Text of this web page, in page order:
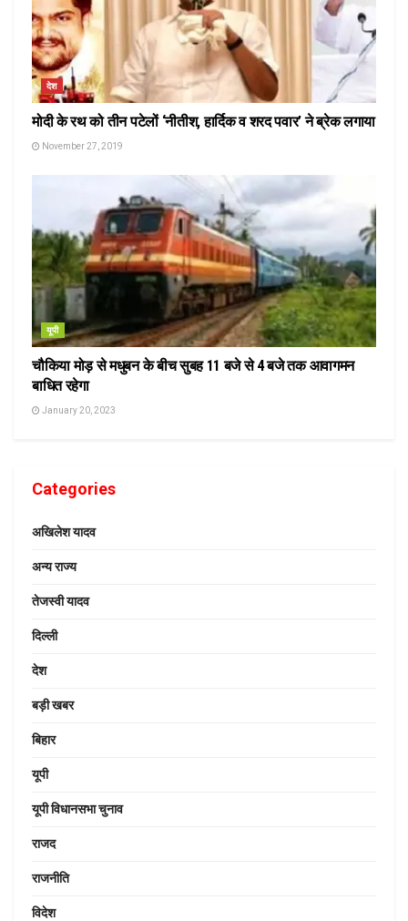
देश
मोदी के रथ को तीन पटेलों ‘नीतीश, हार्दिक व शरद पवार’ ने ब्रेक लगाया
November 27, 2019
यूपी
चौकिया मोड़ से मधुबन के बीच सुबह 11 बजे से 4 बजे तक आवागमन
बाधित रहेगा
January 20, 2023
Categories
अखिलेश यादव
अन्य राज्य
तेजस्वी यादव
दिल्ली
देश
बड़ी खबर
बिहार
यूपी
यूपी विधानसभा चुनाव
राजद
राजनीति
विदेश